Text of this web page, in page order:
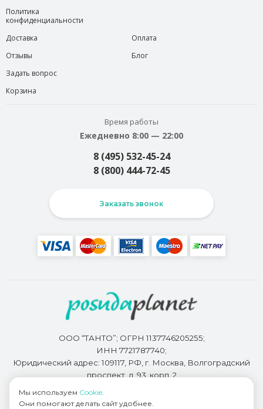
Политика
конфиденциальности
Доставка
Отзывы
Задать вопрос
Корзина
Оплата
Блог
Время работы
Ежедневно 8:00 — 22:00
8 (495) 532-45-24
8 (800) 444-72-45
Заказать звонок
ООО “ТАНТО”; ОГРН 1137746205255;
ИНН 7721787740;
Юридический адрес: 109117, РФ, г. Москва, Волгоградский
проспект, д. 93, корп. 2
Разработкой сайта занимается
Мы используем Cookie.
Они помогают делать сайт удобнее.